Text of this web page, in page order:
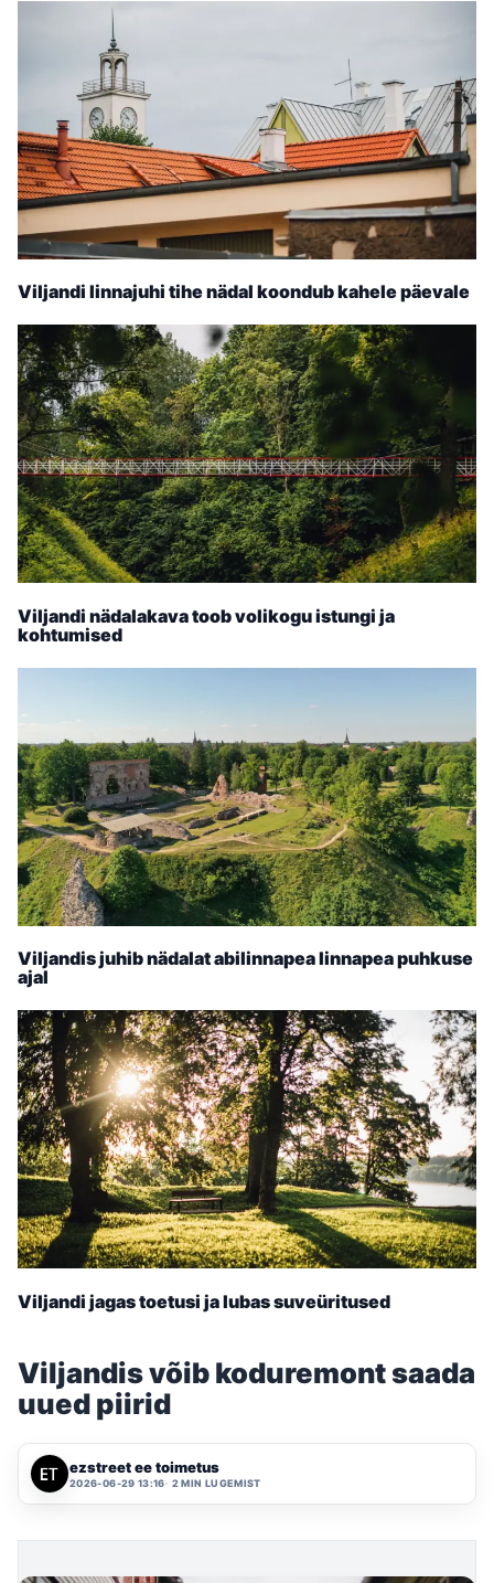
Viljandi linnajuhi tihe nädal koondub kahele päevale
Viljandi nädalakava toob volikogu istungi ja
kohtumised
Viljandis juhib nädalat abilinnapea linnapea puhkuse
ajal
Viljandi jagas toetusi ja lubas suveüritused
Viljandis võib koduremont saada
uued piirid
ezstreet ee toimetus
2026-06-29 13:16 2 MIN LUGEMIST